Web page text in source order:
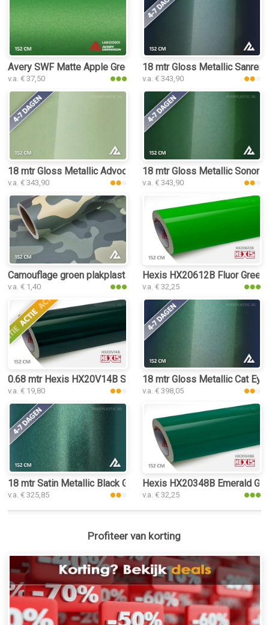
Avery SWF Matte Apple Green Metallic plakplastic
v.a. € 37,50
18 mtr Gloss Metallic
v.a. € 343,90
18 mtr Gloss Metallic Advocado Green 3028 plakplastic
v.a. € 343,90
18 mtr Gloss Metallic
v.a. € 343,90
Camouflage groen plakplastic
v.a. € 1,40
Hexis HX20612B Fluor
v.a. € 32,25
0.68 mtr Hexis HX20V14B Sherwood Green Gloss
v.a. € 19,80
18 mtr Gloss Metallic Cat
v.a. € 398,05
18 mtr Satin Metallic Black Green 3116 plakplastic
v.a. € 325,85
Hexis HX20348B Emerald
v.a. € 32,25
Profiteer van korting